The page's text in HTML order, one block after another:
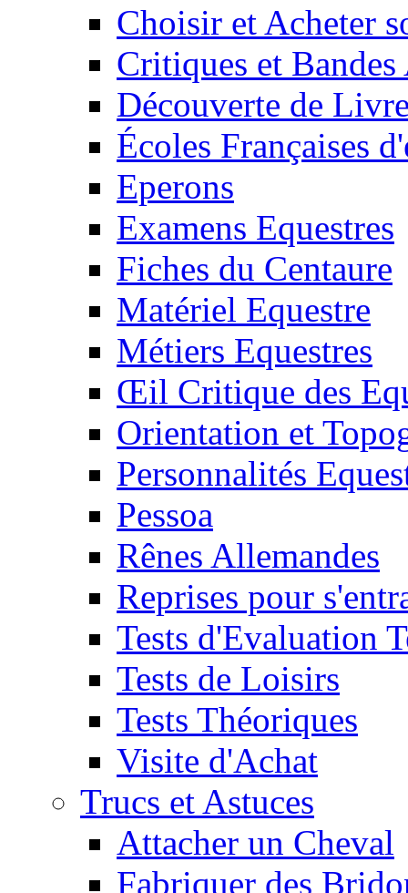
Choisir et Acheter
Critiques et
Découverte de
Écoles Françaises
Eperons
Examens Equestres
Fiches du Centaure
Matériel Equestre
Métiers Equestres
Œil Critique des
Orientation et
Personnalités
Pessoa
Rênes Allemandes
Reprises pour
Tests d'Evaluation
Tests de Loisirs
Tests Théoriques
Visite d'Achat
Trucs et Astuces
Attacher un Cheval
Fabriquer des